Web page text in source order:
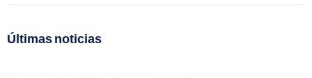
Últimas noticias